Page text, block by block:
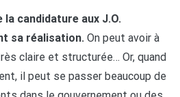
la candidature aux J.O.
sa réalisation. On peut avoir à
claire et structurée… Or, quand
il peut se passer beaucoup de